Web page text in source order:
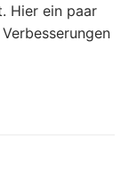
Hier ein paar